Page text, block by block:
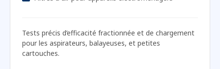
cartouches.